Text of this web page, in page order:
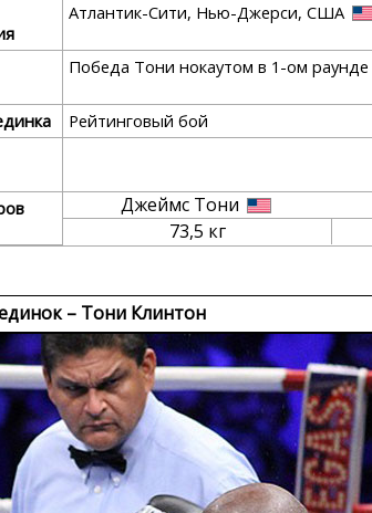
Атлантик-Сити, Нью-Джерси, США
Победа Тони нокаутом в 1-ом
Рейтинговый бой
Джеймс Тони
73,5 кг
– Тони Клинтон